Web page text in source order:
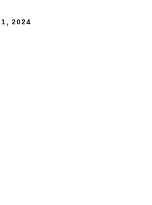
1, 2024